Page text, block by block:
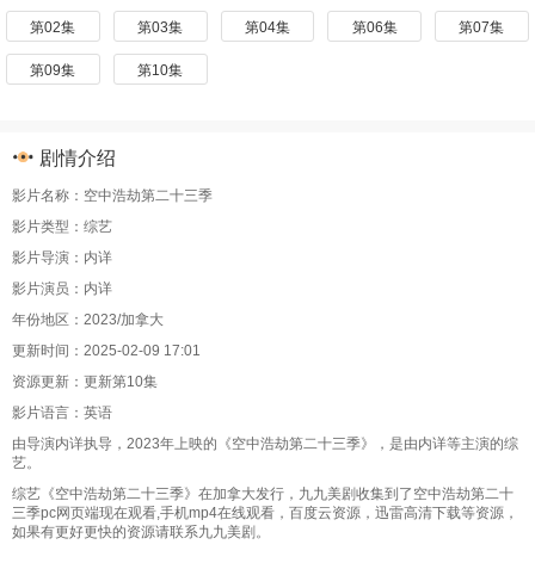
第02集 第03集 第04集 第06集 第07集
第09集 第10集
剧情介绍
影片名称：空中浩劫第二十三季
影片类型：综艺
影片导演：内详
影片演员：内详
年份地区：2023/加拿大
更新时间：2025-02-09 17:01
资源更新：更新第10集
影片语言：英语
由导演内详执导，2023年上映的《空中浩劫第二十三季》，是由内详等主演的综
艺。
综艺《空中浩劫第二十三季》在加拿大发行，九九美剧收集到了空中浩劫第二十
三季pc网页端现在观看,手机mp4在线观看，百度云资源，迅雷高清下载等资源，
如果有更好更快的资源请联系九九美剧。